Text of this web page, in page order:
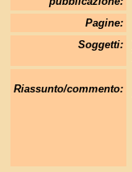
Pagine:
Soggetti:
Riassunto/commento: